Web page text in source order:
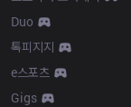
Duo
톡피지지
e스포츠
Gigs